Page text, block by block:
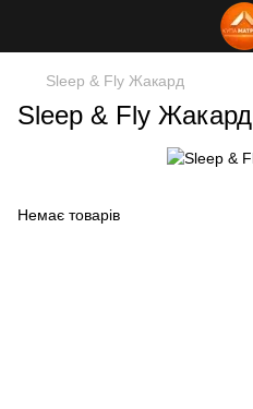
Sleep & Fly Жакард
Sleep & Fly Жакард
Немає товарів